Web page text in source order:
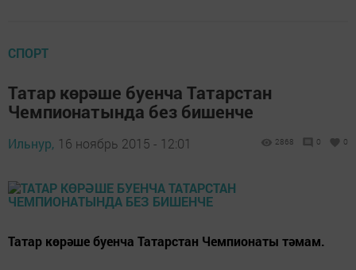
СПОРТ
Татар көрәше буенча Татарстан
Чемпионатында без бишенче
Ильнур, 16 ноябрь 2015 - 12:01 2868 0 0
Татар көрәше буенча Татарстан Чемпионаты тәмам.